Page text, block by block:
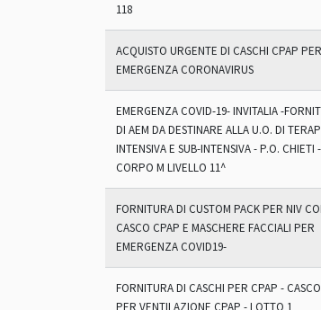
118
ACQUISTO URGENTE DI CASCHI CPAP PER
EMERGENZA CORONAVIRUS
EMERGENZA COVID-19- INVITALIA -
DI AEM DA DESTINARE ALLA U.O. DI
INTENSIVA E SUB-INTENSIVA - P.O. CHIETI -
CORPO M LIVELLO 11^
FORNITURA DI CUSTOM PACK PER NIV
CASCO CPAP E MASCHERE FACCIALI PER
EMERGENZA COVID19-
FORNITURA DI CASCHI PER CPAP - CASCO